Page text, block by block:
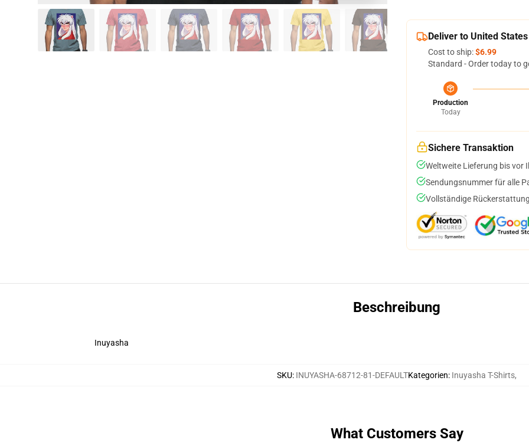
Deliver to United States
Cost to ship:$6.99
Standard - Order today to
Production
Today
Sichere Transaktion
Weltweite Lieferung bis vor
Sendungsnummer für alle
Vollständige
Beschreibung
Inuyasha
SKU: INUYASHA-68712-81-DEFAULTKategorien: Inuyasha T-Shirts,
What Customers Say